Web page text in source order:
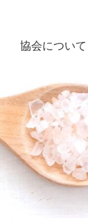
協会について